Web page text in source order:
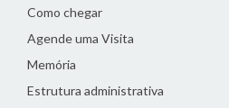
Como chegar
Agende uma Visita
Memória
Estrutura administrativa